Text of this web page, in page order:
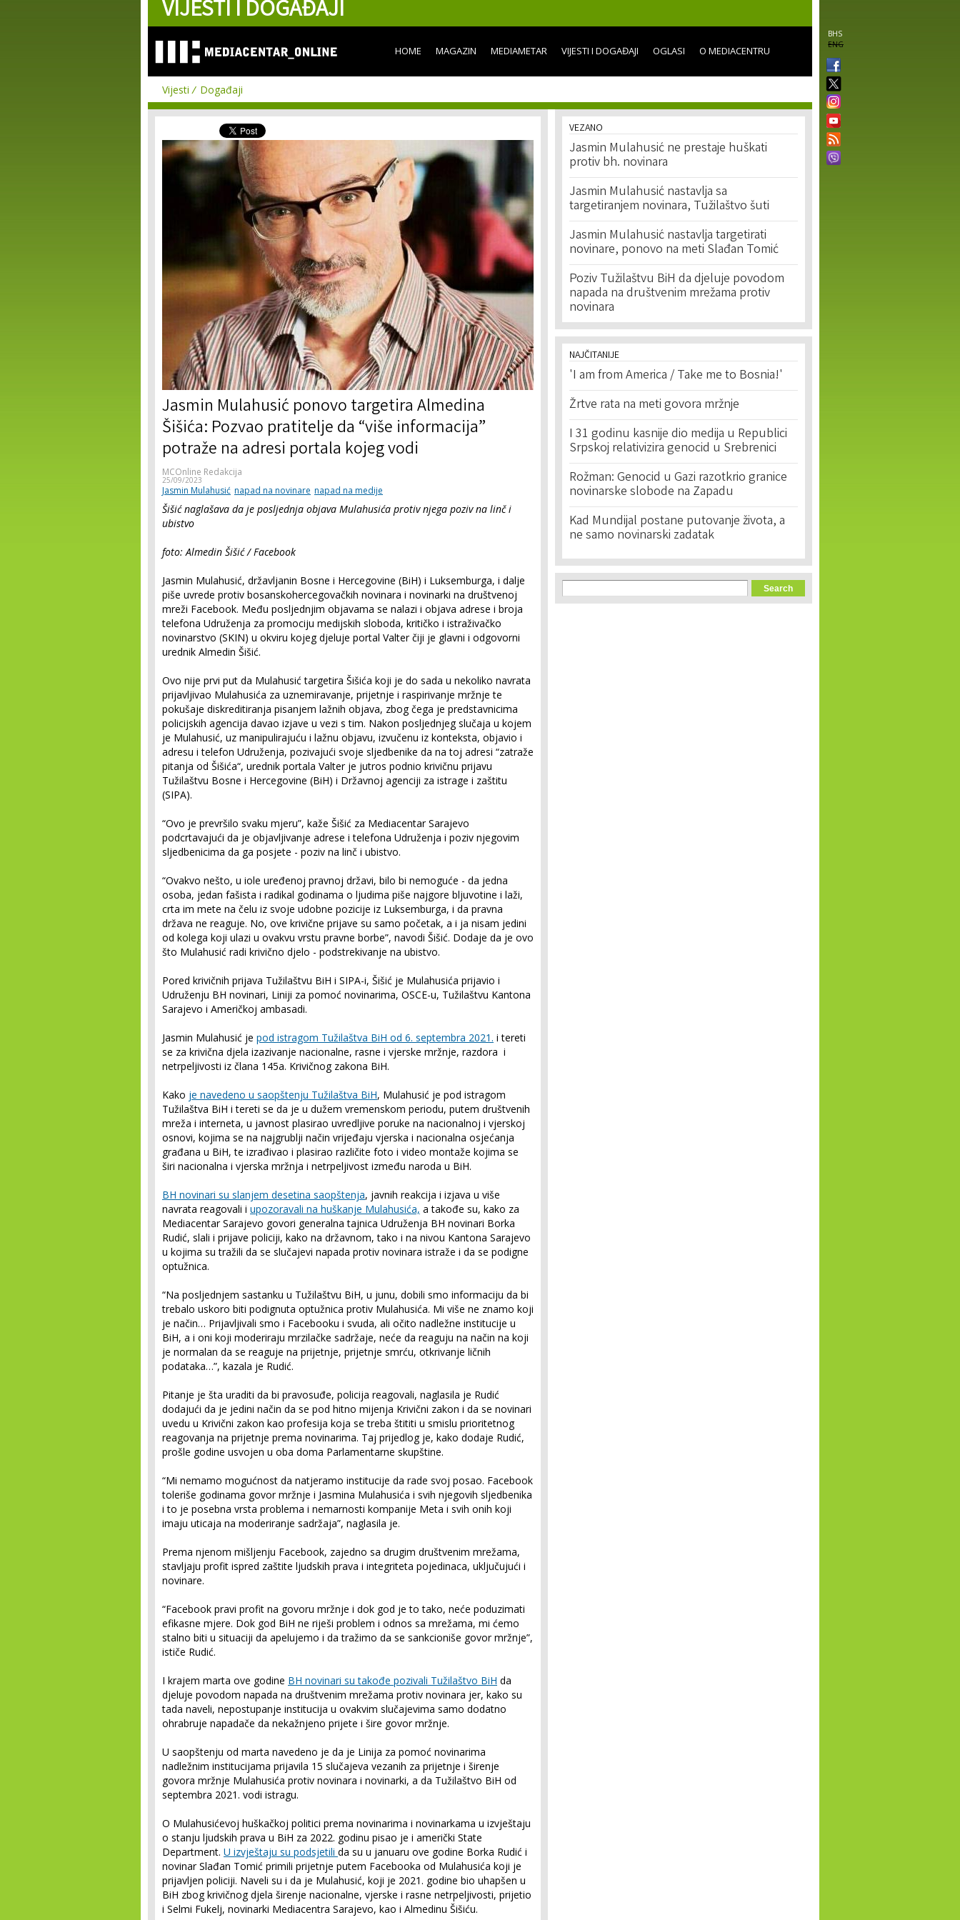
content
VIJESTI I DOGAĐAJI
BHS
ENG
HOME MAGAZIN MEDIAMETAR VIJESTI I DOGAĐAJI OGLASI O MEDIACENTRU
Vijesti Događaji
Jasmin Mulahusić ponovo targetira Almedina
Šišića: Pozvao pratitelje da “više informacija”
potraže na adresi portala kojeg vodi
MCOnline Redakcija
25/09/2023
Jasmin Mulahusić napad na novinare napad na medije
Šišić naglašava da je posljednja objava Mulahusića protiv njega poziv na linč i
ubistvo
foto: Almedin Šišić / Facebook
Jasmin Mulahusić, državljanin Bosne i Hercegovine (BiH) i Luksemburga, i dalje
piše uvrede protiv bosanskohercegovačkih novinara i novinarki na društvenoj
mreži Facebook. Među posljednjim objavama se nalazi i objava adrese i broja
telefona Udruženja za promociju medijskih sloboda, kritičko i istraživačko
novinarstvo (SKIN) u okviru kojeg djeluje portal Valter čiji je glavni i odgovorni
urednik Almedin Šišić.
Ovo nije prvi put da Mulahusić targetira Šišića koji je do sada u nekoliko navrata
prijavljivao Mulahusića za uznemiravanje, prijetnje i raspirivanje mržnje te
pokušaje diskreditiranja pisanjem lažnih objava, zbog čega je predstavnicima
policijskih agencija davao izjave u vezi s tim. Nakon posljednjeg slučaja u kojem
je Mulahusić, uz manipulirajuću i lažnu objavu, izvučenu iz konteksta, objavio i
adresu i telefon Udruženja, pozivajući svoje sljedbenike da na toj adresi “zatraže
pitanja od Šišića“, urednik portala Valter je jutros podnio krivičnu prijavu
Tužilaštvu Bosne i Hercegovine (BiH) i Državnoj agenciji za istrage i zaštitu
(SIPA).
“Ovo je prevršilo svaku mjeru”, kaže Šišić za Mediacentar Sarajevo
podcrtavajući da je objavljivanje adrese i telefona Udruženja i poziv njegovim
sljedbenicima da ga posjete - poziv na linč i ubistvo.
“Ovakvo nešto, u iole uređenoj pravnoj državi, bilo bi nemoguće - da jedna
osoba, jedan fašista i radikal godinama o ljudima piše najgore bljuvotine i laži,
crta im mete na čelu iz svoje udobne pozicije iz Luksemburga, i da pravna
država ne reaguje. No, ove krivične prijave su samo početak, a i ja nisam jedini
od kolega koji ulazi u ovakvu vrstu pravne borbe”, navodi Šišić. Dodaje da je ovo
što Mulahusić radi krivično djelo - podstrekivanje na ubistvo.
Pored krivičnih prijava Tužilaštvu BiH i SIPA-i, Šišić je Mulahusića prijavio i
Udruženju BH novinari, Liniji za pomoć novinarima, OSCE-u, Tužilaštvu Kantona
Sarajevo i Američkoj ambasadi.
Jasmin Mulahusić je pod istragom Tužilaštva BiH od 6. septembra 2021. i tereti
se za krivična djela izazivanje nacionalne, rasne i vjerske mržnje, razdora i
netrpeljivosti iz člana 145a. Krivičnog zakona BiH.
Kako je navedeno u saopštenju Tužilaštva BiH, Mulahusić je pod istragom
Tužilaštva BiH i tereti se da je u dužem vremenskom periodu, putem društvenih
mreža i interneta, u javnost plasirao uvredljive poruke na nacionalnoj i vjerskoj
osnovi, kojima se na najgrublji način vrijeđaju vjerska i nacionalna osjećanja
građana u BiH, te izrađivao i plasirao različite foto i video montaže kojima se
širi nacionalna i vjerska mržnja i netrpeljivost između naroda u BiH.
BH novinari su slanjem desetina saopštenja, javnih reakcija i izjava u više
navrata reagovali i upozoravali na huškanje Mulahusića, a takođe su, kako za
Mediacentar Sarajevo govori generalna tajnica Udruženja BH novinari Borka
Rudić, slali i prijave policiji, kako na državnom, tako i na nivou Kantona Sarajevo
u kojima su tražili da se slučajevi napada protiv novinara istraže i da se podigne
optužnica.
“Na posljednjem sastanku u Tužilaštvu BiH, u junu, dobili smo informaciju da bi
trebalo uskoro biti podignuta optužnica protiv Mulahusića. Mi više ne znamo koji
je način… Prijavljivali smo i Facebooku i svuda, ali očito nadležne institucije u
BiH, a i oni koji moderiraju mrzilačke sadržaje, neće da reaguju na način na koji
je normalan da se reaguje na prijetnje, prijetnje smrću, otkrivanje ličnih
podataka…”, kazala je Rudić.
Pitanje je šta uraditi da bi pravosuđe, policija reagovali, naglasila je Rudić
dodajući da je jedini način da se pod hitno mijenja Krivični zakon i da se novinari
uvedu u Krivični zakon kao profesija koja se treba štititi u smislu prioritetnog
reagovanja na prijetnje prema novinarima. Taj prijedlog je, kako dodaje Rudić,
prošle godine usvojen u oba doma Parlamentarne skupštine.
“Mi nemamo mogućnost da natjeramo institucije da rade svoj posao. Facebook
toleriše godinama govor mržnje i Jasmina Mulahusića i svih njegovih sljedbenika
i to je posebna vrsta problema i nemarnosti kompanije Meta i svih onih koji
imaju uticaja na moderiranje sadržaja”, naglasila je.
Prema njenom mišljenju Facebook, zajedno sa drugim društvenim mrežama,
stavljaju profit ispred zaštite ljudskih prava i integriteta pojedinaca, uključujući i
novinare.
“Facebook pravi profit na govoru mržnje i dok god je to tako, neće poduzimati
efikasne mjere. Dok god BiH ne riješi problem i odnos sa mrežama, mi ćemo
stalno biti u situaciji da apelujemo i da tražimo da se sankcioniše govor mržnje”,
ističe Rudić.
I krajem marta ove godine BH novinari su takođe pozivali Tužilaštvo BiH da
djeluje povodom napada na društvenim mrežama protiv novinara jer, kako su
tada naveli, nepostupanje institucija u ovakvim slučajevima samo dodatno
ohrabruje napadače da nekažnjeno prijete i šire govor mržnje.
U saopštenju od marta navedeno je da je Linija za pomoć novinarima
nadležnim institucijama prijavila 15 slučajeva vezanih za prijetnje i širenje
govora mržnje Mulahusića protiv novinara i novinarki, a da Tužilaštvo BiH od
septembra 2021. vodi istragu.
O Mulahusićevoj huškačkoj politici prema novinarima i novinarkama u izvještaju
o stanju ljudskih prava u BiH za 2022. godinu pisao je i američki State
Department. U izvještaju su podsjetili da su u januaru ove godine Borka Rudić i
novinar Slađan Tomić primili prijetnje putem Facebooka od Mulahusića koji je
prijavljen policiji. Naveli su i da je Mulahusić, koji je 2021. godine bio uhapšen u
BiH zbog krivičnog djela širenje nacionalne, vjerske i rasne netrpeljivosti, prijetio
i Selmi Fukelj, novinarki Mediacentra Sarajevo, kao i Almedinu Šišiću.
VEZANO
Jasmin Mulahusić ne prestaje huškati
protiv bh. novinara
Jasmin Mulahusić nastavlja sa
targetiranjem novinara, Tužilaštvo šuti
Jasmin Mulahusić nastavlja targetirati
novinare, ponovo na meti Slađan Tomić
Poziv Tužilaštvu BiH da djeluje povodom
napada na društvenim mrežama protiv
novinara
NAJČITANIJE
'I am from America / Take me to Bosnia!'
Žrtve rata na meti govora mržnje
I 31 godinu kasnije dio medija u Republici
Srpskoj relativizira genocid u Srebrenici
Rožman: Genocid u Gazi razotkrio granice
novinarske slobode na Zapadu
Kad Mundijal postane putovanje života, a
ne samo novinarski zadatak
Search form
Search